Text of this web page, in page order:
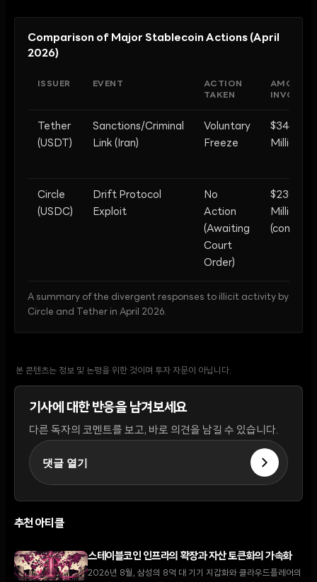
Comparison of Major Stablecoin Actions (April
2026)
ISSUER EVENT
ACTION
TAKEN
AMOUNT
Tether
(USDT)
Sanctions/Criminal
Link (Iran)
Voluntary
Freeze
$344
Million
Circle
(USDC)
Drift Protocol
Exploit
No
Action
(Awaiting
Court
Order)
$230
Million
A summary of the divergent responses to illicit activity by
Circle and Tether in April 2026.
본 콘텐츠는 정보 및 논평을 위한 것이며 투자 자문이 아닙니다.
기사에 대한 반응을 남겨보세요
다른 독자의 코멘트를 보고, 바로 의견을 남길 수 있습니다.
댓글 열기
추천 아티클
스테이블코인 인프라의 확장과 자산 토큰화의 가속화
2026년 8월, 삼성의 8억 대 기기 지갑화와 클라우드플레어의